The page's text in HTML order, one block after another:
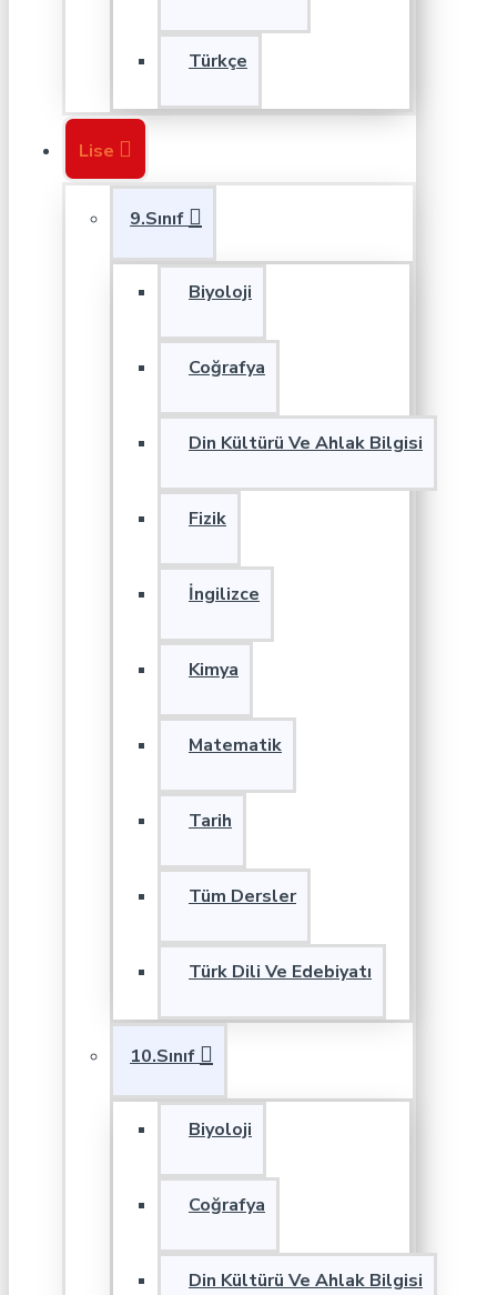
Türkçe
Lise
9.Sınıf
Biyoloji
Coğrafya
Din Kültürü Ve Ahlak Bilgisi
Fizik
İngilizce
Kimya
Matematik
Tarih
Tüm Dersler
Türk Dili Ve Edebiyatı
10.Sınıf
Biyoloji
Coğrafya
Din Kültürü Ve Ahlak Bilgisi